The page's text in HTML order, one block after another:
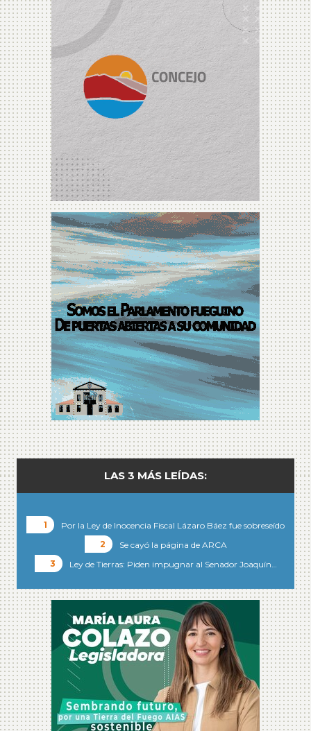
LAS 3 MÁS LEÍDAS:
Por la Ley de Inocencia Fiscal Lázaro Báez fue sobreseído
Se cayó la página de ARCA
Ley de Tierras: Piden impugnar al Senador Joaquín…